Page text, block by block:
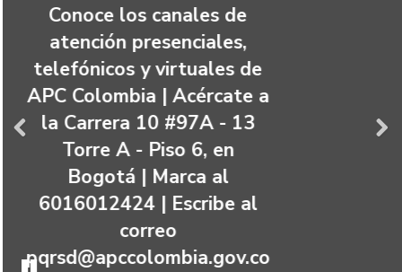
Conoce los canales de
atención presenciales,
telefónicos y virtuales de
APC Colombia | Acércate a
la Carrera 10 #97A - 13
Torre A - Piso 6, en
Bogotá | Marca al
6016012424 | Escribe al
correo
pqrsd@apccolombia.gov.co